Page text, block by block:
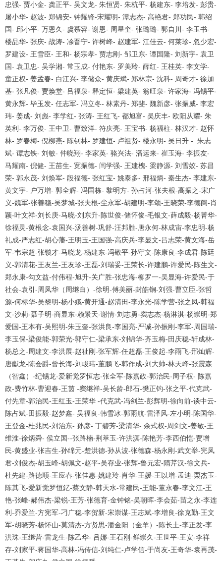
忠强- 贾小金- 龚正平- 吴文龙- 朱恒贤- 朱杭平- 杨建东- 李培发- 彭贵-
屠小华- 赵波- 郑锦安- 钟耀锋-宋耀明- 潭志杰- 高艳君- 郑功民- 韩绍
国- 邱小平- 万恩久- 虞慕容- 谢恩- 周星奎- 张璐璐- 郭自川 - 李玉书-
楼品华- 张庆- 战涛- 凃晋宁- 许树峰- 赵建军- 江佳云- 何莱珍- 忽少宏-
罗建设- 王雪臣- 王和- 杨宗孝- 贾志刚- 邹卫东- 谭国隆- 刘新宇- 袁卫
国- 袁卫忠- 吴学湘- 常玉成- 付艳东- 罗美玲- 薛红- 王桂英- 李文学-
童正权- 姜孟春- 白江兴- 李储众- 黄庆斌- 郑林宗- 沈科- 周奇才- 徐加
基- 张凡俊- 贾焕堂- 吕福泉- 释定恒- 梁建英- 翁旺泉- 许家海- 冯锡平-
黄永辉- 毕玉发- 任志军- 冯立冬- 林素丹- 郑斐- 魏新彦- 张振威- 李宏
玮- 姜成- 刘彪- 李学红- 张涛- 王红飞- 都旭富- 吴庆丰- 欧阳从耀- 朱
英利 - 李万俊- 王中卫- 曹致洋- 符庆亮- 王宝书- 杨福柱- 林汉才- 赵怀
林- 罗春梅- 倪柳燕- 陈钊林- 罗建恒- 卢祖贤- 楼永明- 吴日升 - 朱志
斌- 谭志铁- 刘敏- 仲晓翔- 李家英- 骆兴法- 潘运来- 崔玉海- 李振友-
马耀南- 倪健- 王苗生- 宽振德- 闫学强- 王建槐- 梁静源- 刘雪姣- 苏昌
荣- 郭永茂- 刘焕军- 段福德- 张红宝- 姚泰多- 邢福炳- 秦生杰- 李建东-
黄文宇- 户万增- 郭全辉- 冯国栋- 黎明方- 孙占河-张夫根-高振之-宋广
义-魏军-张善稳-吴梦城-张夫根-尘永军-胡建明-李颂-王晓荣-李德阗-肖
颖-叶文祥-刘长庚-马晓-刘东升-陈世俊-储怀俊-毛银文-薛成毅-杨菁华-
徐福灵-黄根念-袁国兴-汤善树-巩舒-汪邦胜-唐永何-林成宙-李忠明-杨
礼成-严志红-胡心藩-王明玉-王国强-高庆兵-李显文-吕志荣-黄文海-岳
军-韦宗超-张锁才-马晓龙-杨建东-冯敬平-孙守文-陈康良-李成君-陈廷
义-郭清花-王友兰-王友珍-王磊-刘瑞妥-王荣长-许建鹏-许爱民-陈生文-
郑永康-勾文益-付伟程-旭升-关广胜-张忠海-柳罗一-吴显海-许爱民-于
社会-袁引 -周凤华（周继白） -徐明-傅美丽-封皓锏-刘强-曹立臣-张哲
源-何标华-吴黎明-杨小娥-黄开通-赵清田-李永光-陈学营-张之凤-韩福
文-沙莉-聂子明-商显东-赖景天-谢情-刘志勇-窦志杰-杨淋淇-杨崇明-郑
爱国-王本有-吴熙明-朱玉奎-张洪良-李国亮-严诚-孙振刚-李军-周国瑞-
李玉保-梁俊能-郭荣光-郭守仁-梁承东-刘锦华-齐玉梅-田庆稳-轩成林-
杨总之-周建文-李洪展-赵祉刚-张军辉-任超磊-王俊起-李雨飞-邢灿辉-
唐獻龙-陈会爵-曾长海-刘峻玮-董鹏飞-韩作成-刘大帅-林天峰-张震森
（智鑫） -纪锡龙-爱新觉罗恒志-张全军-陈嘉政-郭治民-周子权- 陈嘉
政-费竹林-曹迎春-王茵 -窦继祥-吴长龄-郎石-樊正钧-张之平-代克武-
付先章-郭治民-王红玉-王荣华 -代克武-冯剑兰-彭辉明-徐向前-谈中云-
陈占斌-田振毅-赵梦鑫- 吴福良-韩雪冰-郭雨航-雷泽风-左小明-陈国华-
王登金-杜兆民-刘治东- 孙彦- 丁碧芳-梁清华- 余式权-周剑文-姜敏-王
维淮-徐炳舜- 侯立国--张路楠-荆萃玉-许洪溟-陈艳芳-李西伯恺-贾增
民-黄盛业-张吉生-孙绵元-楚洪德-孙从波-张德森-杨永刚-武文举-完凤
君-刘俊杰-胡玉峰-胡佩文-赵平-吴存业-张辉-鲁元宏-隋芹汉-徐文兵-
杜先建-路德顺-王应春-张佳惠-姚建玲-肖华-王媛-王以增-孟迪-栗杰玉-
陈其飞-爱新觉罗恒釔-蔡文静-韩天水-常建民-王能-董永春-李文江-王
艳-张峰-郝伟杰-梁锐-王芳-张德育-金钟铭-吴朝晖-李会茹-苗之永-李连
利 -乔爱兰-方宪军-刁广稳-李贺新-宋崇谋-王志斌-李增良-徐克勤-王文
军-胡晓芳-杨怀山-莫清杰-方贤思-潘金阳（金羊） -陈长土-李正发-李
洪珠-王继营-雷龙生-陈乙华- 吕娜-王石刚-鲜崇久-王世平-王安-李祥
存-刘家平-蒋国华-高林-冯传信-刘纯仁-卢学信-于尚友-王奇华-袁再茂-